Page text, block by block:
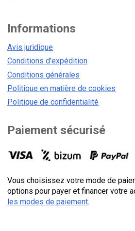
Informations
Avis juridique
Conditions d'expédition
Conditions générales
Politique en matière de cookies
Politique de confidentialité
Paiement sécurisé
Vous choisissez votre mode de
options pour payer et financer votre
les modes de paiement.